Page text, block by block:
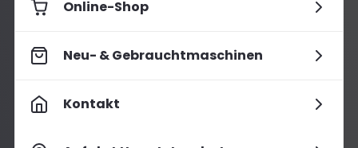
Online-Shop
Neu- & Gebrauchtmaschinen
Kontakt